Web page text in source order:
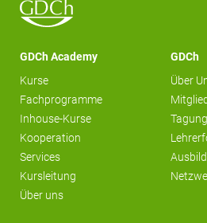
GDCh Academy
Kurse
Fachprogramme
Inhouse-Kurse
Kooperation
Services
Kursleitung
Über uns
GDCh
Über